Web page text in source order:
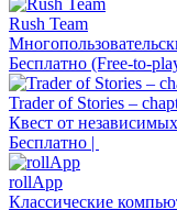
Rush Team
Бесплатно (Free-to-
Trader of Stories –
Квест от
Бесплатно |
rollApp
Классические